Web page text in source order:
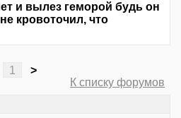
и вылез геморой будь он
кровоточил, что
1
>
К списку форумов